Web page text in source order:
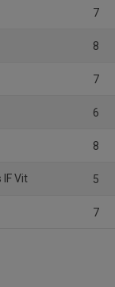
7
8
7
6
8
IF Vit 5
7